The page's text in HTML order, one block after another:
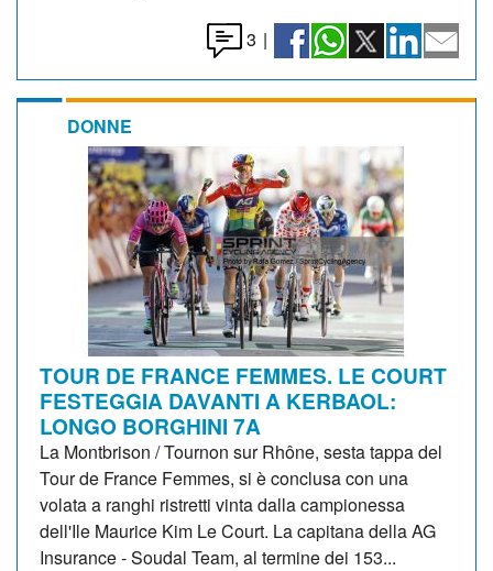
3 |
DONNE
TOUR DE FRANCE FEMMES. LE COURT
FESTEGGIA DAVANTI A KERBAOL:
LONGO BORGHINI 7A
La Montbrison / Tournon sur Rhône, sesta tappa del
Tour de France Femmes, si è conclusa con una
volata a ranghi ristretti vinta dalla campionessa
dell'Ile Maurice Kim Le Court. La capitana della AG
Insurance - Soudal Team, al termine dei 153...